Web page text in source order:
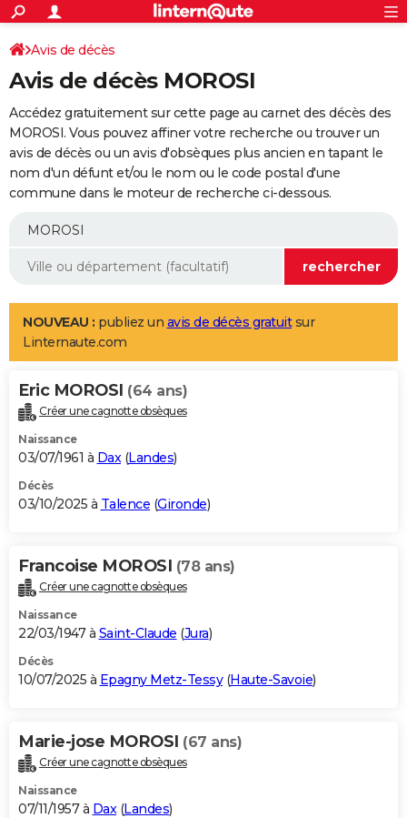
ACTUALITÉS
Politique
Société
Faits Divers
Education
Monde
Villes
+
SPORT
Coupe du monde 2026
Football
Tennis
Cyclisme
Rugby
Forum
Programme TV
TNT
Streaming
Cinéma
Sorties cinéma
Musique
+
FINANCE
Retraite
Epargne
Immobilier
Risques naturels par ville
Banque
Assurance
AUTO
Essais
Réserver un essai
Citadines
Berlines
SUV
Forum auto
+
Mobiles
Meilleur smartphone
Internet
Ordinateurs
Jeux vidéo
Guide high-tech
Aménagement intérieur
LIFESTYLE
Art de vivre
Bien-être
Loisirs
Mode
Modes de vie
Alimentation
Guide de la santé
Maladies
Médicaments
Sommeil
VOYAGE
Destinations
City break
Voyage nature
Voyage de noces
Forum
Climat
+PHOTO
GUIDES D'ACHAT
BONS PLANS
Carte de Noël
Carte Bonne année
Carte Saint-Valentin
Carte Pâques
Carte d'anniversaire
DICTIONNAIRE
Dictionnaire
Biographies
Citations
Expressions
Proverbes
PROGRAMME TV
S'inscrire
Se connecter
Lycées
Collèges
Primaires
Universités
Entreprises
Service militaire
Avis de recherche
AVIS DE DÉCÈS
Bricolage
Lifestyle
Culture
Sport
Auto
Television
Voyage
Cinema
Avis de décès
Avis de décès MOROSI
Accédez gratuitement sur cette page au carnet des décès des
MOROSI. Vous pouvez affiner votre recherche ou trouver un
avis de décès ou un avis d'obsèques plus ancien en tapant le
nom d'un défunt et/ou le nom ou le code postal d'une
commune dans le moteur de recherche ci-dessous.
NOUVEAU : publiez un avis de décès gratuitsur
Linternaute.com
Eric MOROSI (64 ans)
Créer une cagnotte obsèques
Naissance
03/07/1961 à Dax(Landes)
Décès
03/10/2025 à Talence (Gironde)
Francoise MOROSI (78 ans)
Créer une cagnotte obsèques
Naissance
22/03/1947 à Saint-Claude (Jura)
Décès
10/07/2025 à Epagny Metz-Tessy(Haute-Savoie)
Marie-jose MOROSI (67 ans)
Créer une cagnotte obsèques
Naissance
07/11/1957 à Dax(Landes)